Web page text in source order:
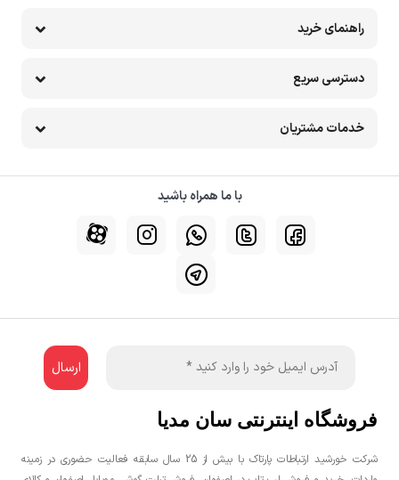
راهنمای خرید
دسترسی سریع
خدمات مشتریان
با ما همراه باشید
فروشگاه اینترنتی سان مدیا
شرکت خورشید ارتباطات پارتاک با بیش از 25 سال سابقه فعالیت حضوری در زمینه